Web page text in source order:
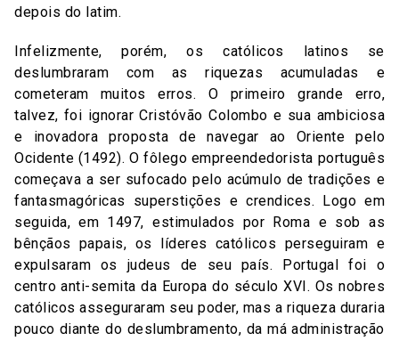
depois do latim.
Infelizmente, porém, os católicos latinos se
deslumbraram com as riquezas acumuladas e
cometeram muitos erros. O primeiro grande erro,
talvez, foi ignorar Cristóvão Colombo e sua ambiciosa
e inovadora proposta de navegar ao Oriente pelo
Ocidente (1492). O fôlego empreendedorista português
começava a ser sufocado pelo acúmulo de tradições e
fantasmagóricas superstições e crendices. Logo em
seguida, em 1497, estimulados por Roma e sob as
bênçãos papais, os líderes católicos perseguiram e
expulsaram os judeus de seu país. Portugal foi o
centro anti-semita da Europa do século XVI. Os nobres
católicos asseguraram seu poder, mas a riqueza duraria
pouco diante do deslumbramento, da má administração